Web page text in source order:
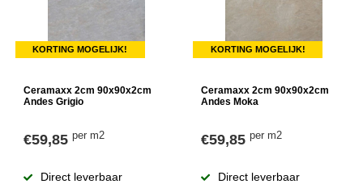
KORTING MOGELIJK!
Ceramaxx 2cm 90x90x2cm
Andes Grigio
€59,85 per m2
Direct leverbaar
KORTING MOGELIJK!
Ceramaxx 2cm 90x90x2cm
Andes Moka
€59,85per m2
Direct leverbaar